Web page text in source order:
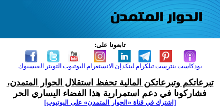
تابعونا على:
الفيسبوك التويتر اليوتيوب الانستغرام لينكدإن تيلكرامبنترست بودكاست
تبرعاتكم وتبرعاتكن المالية تحفظ استقلال الحوار المتمدن،
فشاركونا في دعم استمرارية هذا الفضاء اليساري الحر
[اشترك في قناة ‫«الحوار المتمدن» على اليوتيوب]